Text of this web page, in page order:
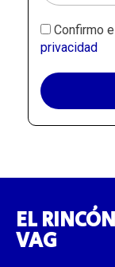
Confirmo
privacidad
EL
VAG